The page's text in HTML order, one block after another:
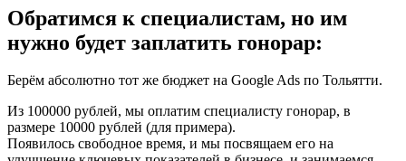
Обратимся к специалистам, но им
нужно будет заплатить гонорар:
Берём абсолютно тот же бюджет на Google Ads по Тольятти.
Из 100000 рублей, мы оплатим специалисту гонорар, в
размере 10000 рублей (для примера).
Появилось свободное время, и мы посвящаем его на